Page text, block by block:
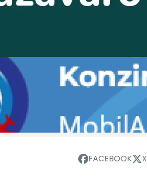
FACEBOOK X